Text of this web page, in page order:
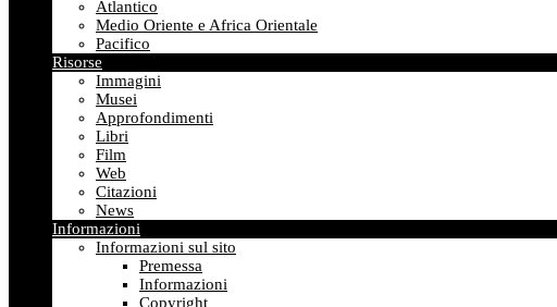
Atlantico
Medio Oriente e Africa Orientale
Pacifico
Risorse
Immagini
Musei
Approfondimenti
Libri
Film
Web
Citazioni
News
Informazioni
Informazioni sul sito
Premessa
Informazioni
Copyright